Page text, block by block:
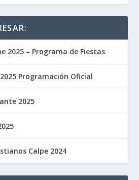
2025 – Programa de Fiestas
Programación Oficial
2025
Calpe 2024